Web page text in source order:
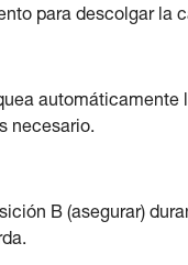
para descolgar la
necesario.
B (asegurar)